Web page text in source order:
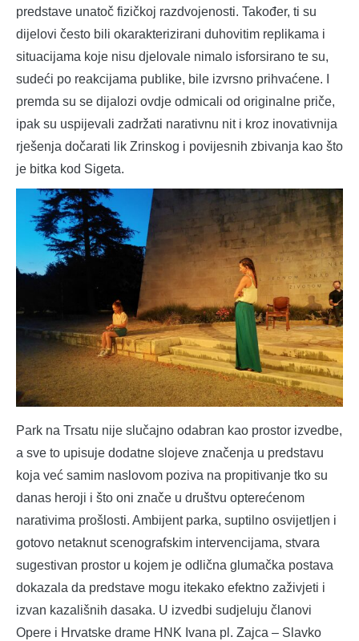
predstave unatoč fizičkoj razdvojenosti. Također, ti su
dijelovi često bili okarakterizirani duhovitim replikama i
situacijama koje nisu djelovale nimalo isforsirano te su,
sudeći po reakcijama publike, bile izvrsno prihvaćene. I
premda su se dijalozi ovdje odmicali od originalne priče,
ipak su uspijevali zadržati narativnu nit i kroz inovativnija
rješenja dočarati lik Zrinskog i povijesnih zbivanja kao što
je bitka kod Sigeta.
Park na Trsatu nije slučajno odabran kao prostor izvedbe,
a sve to upisuje dodatne slojeve značenja u predstavu
koja već samim naslovom poziva na propitivanje tko su
danas heroji i što oni znače u društvu opterećenom
narativima prošlosti. Ambijent parka, suptilno osvijetljen i
gotovo netaknut scenografskim intervencijama, stvara
sugestivan prostor u kojem je odlična glumačka postava
dokazala da predstave mogu itekako efektno zaživjeti i
izvan kazališnih dasaka. U izvedbi sudjeluju članovi
Opere i Hrvatske drame HNK Ivana pl. Zajca – Slavko